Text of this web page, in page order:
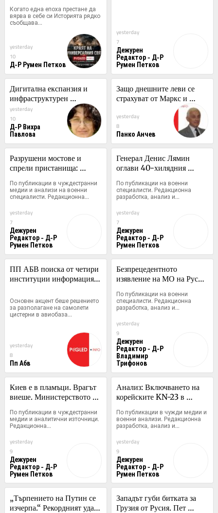
Когато една епоха престане да
вярва в себе си Историята рядко
съобщава...
yesterday
10
Д-Р Румен Петков
yesterday
7
Дежурен
Редактор - Д-Р
Румен Петков
Дигитална експанзия и
инфраструктурен
канибализъм (България
рискува да плати
дигиталната
трансформация на Европа
с екологична катастрофа!)
yesterday
10
Д-Р Вихра
Павлова
Защо днешните леви се
страхуват от Маркс и
yesterday
8
Панко Анчев
Разрушени мостове и
спрели пристанища:
последици от новата руска
въздушна кампания
По публикации в чуждестранни
медии и анализи на военни
специалисти. Редакционна...
yesterday
7
Дежурен
Редактор - Д-Р
Румен Петков
Генерал Денис Лямин
оглави 40-хилядния
дронове в Русия
По публикации на военни
специалисти. Редакционна
разработка, анализ и...
yesterday
7
Дежурен
Редактор - Д-Р
Румен Петков
ПП АБВ поиска от четири
институции информация
обслужването на чужди
военни самолети у нас
Основен акцент беше решението
за разполагане на самолети
цистерни в авиобаза...
yesterday
8
Пп Абв
Безпрецедентното
изявление на МО на Русия
Сега е ясно защо Зеленски
се нуждае от прекратяване
По публикации на военни
специалисти. Редакционна
разработка, анализ и...
yesterday
9
Дежурен
Редактор - Д-Р
Владимир
Трифонов
Киев е в пламъци. Врагът
виеше. Министерството на
не ни слушаше, слушайте
сега.“
По публикации в чуждестранни
медии и аналитични източници.
Редакционна...
yesterday
9
Дежурен
Редактор - Д-Р
Румен Петков
Анализ: Включването на
корейските KN-23 в
западните разузнавания
По публикации в чужди медии и
военни анализи. Редакционна
разработка, анализ и...
yesterday
9
Дежурен
Редактор - Д-Р
Румен Петков
„Търпението на Путин се
изчерпа.“ Рекордният удар
Западът губи битката за
Грузия от Русия. Пет